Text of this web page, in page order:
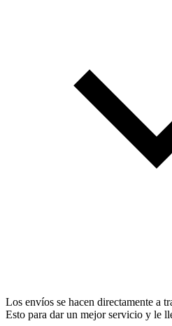
Los envíos se hacen directamente a
Esto para dar un mejor servicio y le